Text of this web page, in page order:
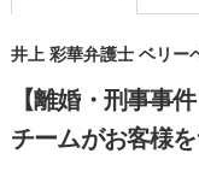
井上 彩華弁護士 ベリー
【離婚・刑事事
チームがお客様を